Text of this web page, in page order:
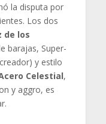
la disputa por
Los dos
de los
barajas, Super-
y estilo
Celestial,
y aggro, es